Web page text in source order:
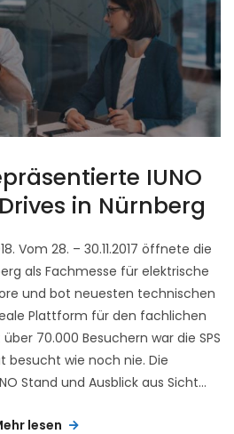
IUNO
in Nürnberg
Vom 28. – 30.11.2017 öffnete die
als Fachmesse für elektrische
und bot neuesten technischen
Plattform für den fachlichen
70.000 Besuchern war die SPS
besucht wie noch nie. Die
Stand und Ausblick aus Sicht...
lesen